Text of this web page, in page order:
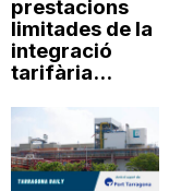
prestacions
limitades de la
integració
tarifària...